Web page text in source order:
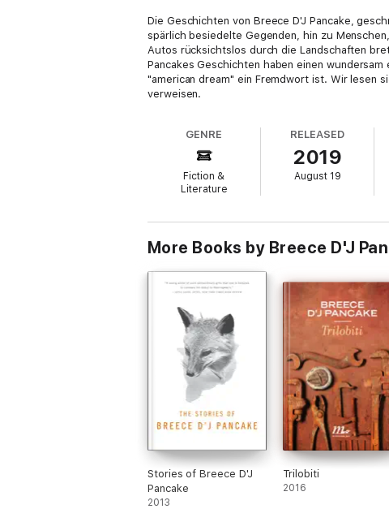
Die Geschichten von Breece D'J Pancake,
spärlich besiedelte Gegenden, hin zu
Autos rücksichtslos durch die Landschaften
Pancakes Geschichten haben einen
"american dream" ein Fremdwort ist. Wir lesen
verweisen.
GENRE
Fiction &
Literature
RELEASED
2019
August 19
More Books by Breece D'J
Stories of Breece D'J
Pancake
2013
Trilobiti
2016